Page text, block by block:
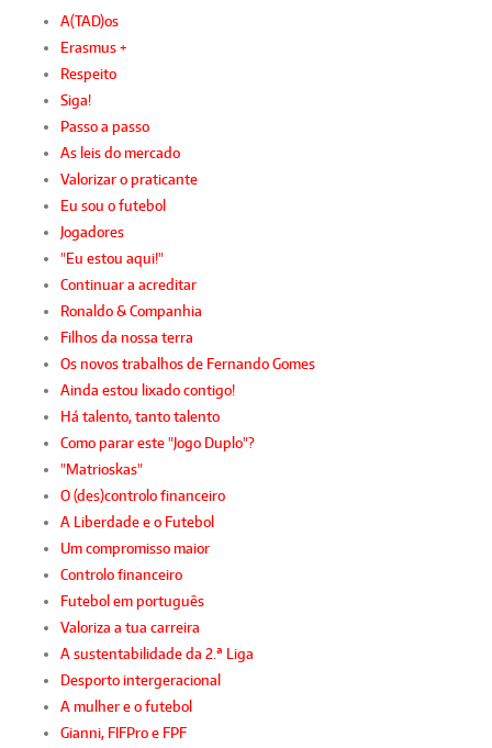
A(TAD)os
Erasmus +
Respeito
Siga!
Passo a passo
As leis do mercado
Valorizar o praticante
Eu sou o futebol
Jogadores
"Eu estou aqui!"
Continuar a acreditar
Ronaldo & Companhia
Filhos da nossa terra
Os novos trabalhos de Fernando Gomes
Ainda estou lixado contigo!
Há talento, tanto talento
Como parar este "Jogo Duplo"?
"Matrioskas"
O (des)controlo financeiro
A Liberdade e o Futebol
Um compromisso maior
Controlo financeiro
Futebol em português
Valoriza a tua carreira
A sustentabilidade da 2.ª Liga
Desporto intergeracional
A mulher e o futebol
Gianni, FIFPro e FPF